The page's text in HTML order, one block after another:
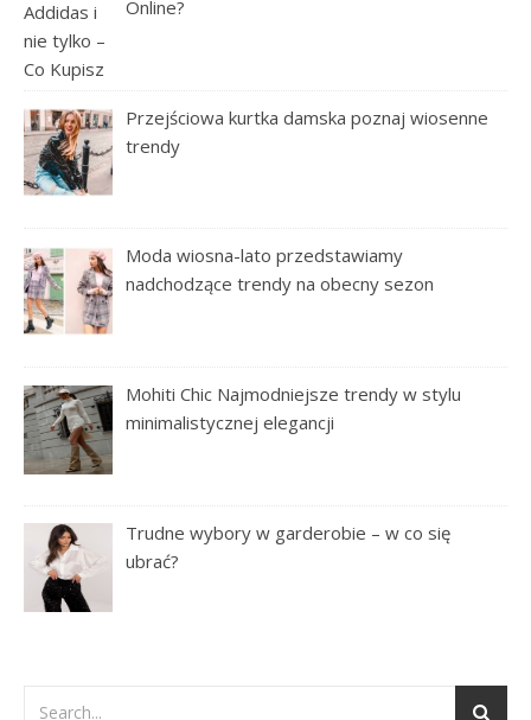
Online?
Przejściowa kurtka damska poznaj wiosenne
trendy
Moda wiosna-lato przedstawiamy
nadchodzące trendy na obecny sezon
Mohiti Chic Najmodniejsze trendy w stylu
minimalistycznej elegancji
Trudne wybory w garderobie – w co się
ubrać?